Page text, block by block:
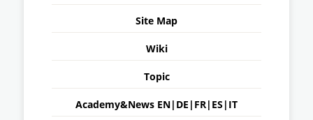
Site Map
Wiki
Topic
Academy&News EN| DE | FR| ES | IT